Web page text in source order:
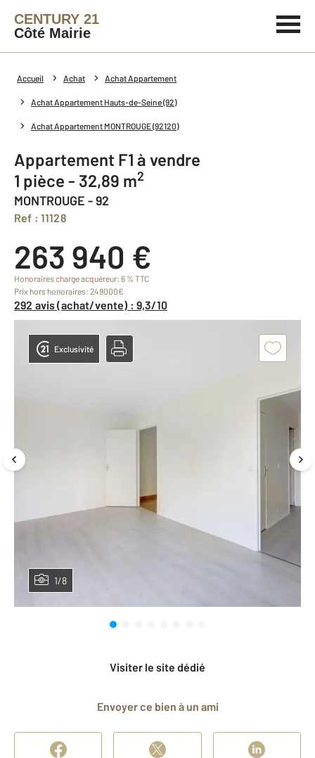
CENTURY 21
Côté Mairie
Accueil Achat Achat Appartement
Achat Appartement Hauts-de-Seine (92)
Achat Appartement MONTROUGE (92120)
Appartement F1 à vendre
1 pièce - 32,89 m2
MONTROUGE - 92
Ref : 11128
263 940 €
Honoraires charge acquéreur: 6 % TTC
Prix hors honoraires: 249000€
292 avis (achat/vente) : 9,3/10
1/8
Exclusivité
Visiter le site dédié
Envoyer ce bien à un ami